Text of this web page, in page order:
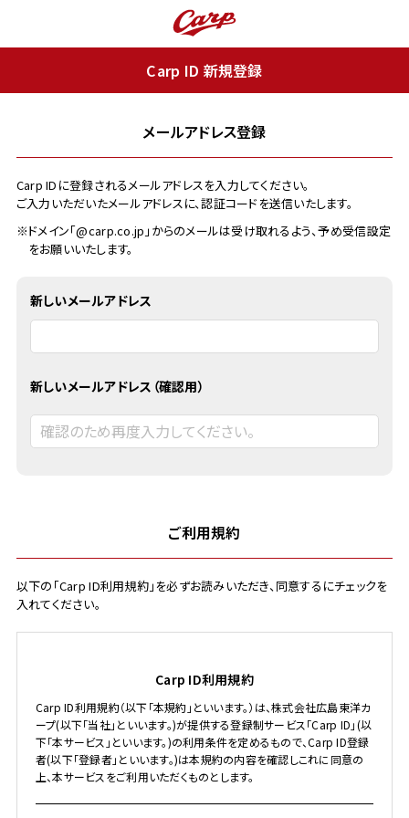
Carp ID 新規登録
メールアドレス登録
Carp IDに登録されるメールアドレスを入力してください。
ご入力いただいたメールアドレスに、認証コードを送信いたします。
※ドメイン「@carp.co.jp」からのメールは受け取れるよう、予め受信設定
をお願いいたします。
新しいメールアドレス
新しいメールアドレス（確認用）
ご利用規約
以下の「Carp ID利用規約」を必ずお読みいただき、同意するにチェックを
入れてください。
Carp ID利用規約
Carp ID利用規約（以下「本規約」といいます。）は、株式会社広島東洋カ
ープ(以下「当社」といいます。)が提供する登録制サービス「Carp ID」(以
下「本サービス」といいます。)の利用条件を定めるもので、Carp ID登録
者(以下「登録者」といいます。)は本規約の内容を確認しこれに同意の
上、本サービスをご利用いただくものとします。